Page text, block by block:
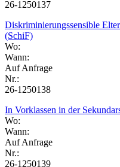
26-1250137
Diskriminierungssensible
(SchiF)
Wo:
Wann:
Auf Anfrage
Nr.:
26-1250138
In Vorklassen in der
Wo:
Wann:
Auf Anfrage
Nr.:
26-1250139